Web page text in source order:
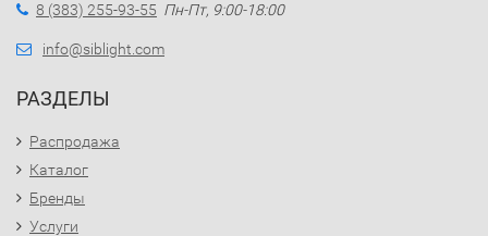
8 (383) 255-93-55 Пн-Пт, 9:00-18:00
info@siblight.com
РАЗДЕЛЫ
Распродажа
Каталог
Бренды
Услуги